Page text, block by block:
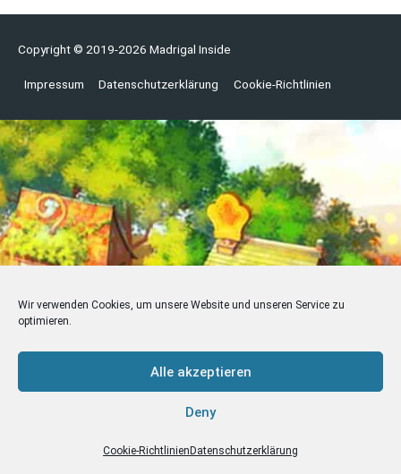
Wir verwenden Cookies, um unsere Website und unseren Service zu
optimieren.
Alle akzeptieren
Deny
Cookie-Richtlinien Datenschutzerklärung
Copyright © 2019-2026 Madrigal Inside
Impressum Datenschutzerklärung Cookie-Richtlinien